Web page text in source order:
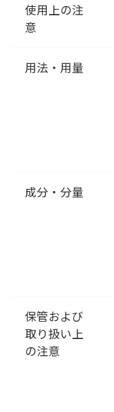
使用上の注
意
用法・用量
成分・分量
保管および
取り扱い上
の注意